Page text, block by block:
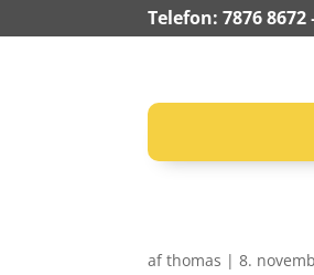
Telefon: 7876 8672
afthomas |8.